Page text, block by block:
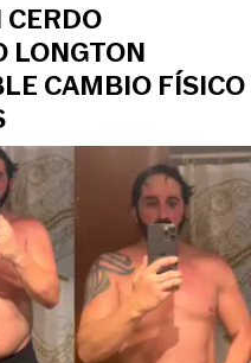
CERDO
LONGTON
CAMBIO FÍSICO